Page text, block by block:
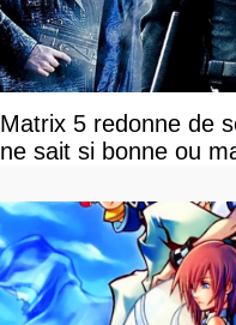
Matrix 5 redonne de
ne sait si bonne ou